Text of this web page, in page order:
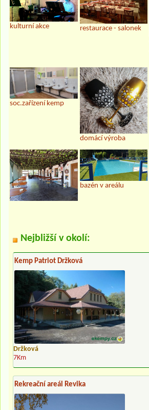
kulturní akce
restaurace - salonek
soc.zařízení kemp
domácí výroba
bazén v areálu
Nejbližší v okolí:
Kemp Patriot Držková
Držková
7Km
Rekreační areál Revika